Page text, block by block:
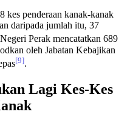
kes penderaan kanak-kanak
daripada jumlah itu, 37
Perak mencatatkan 689
oleh Jabatan Kebajikan
[9].
Lagi Kes-Kes